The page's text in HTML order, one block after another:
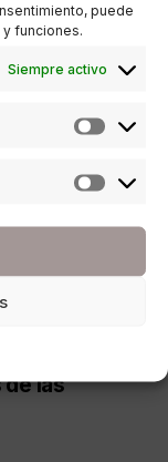
puede
funciones.
Siempre activo
las